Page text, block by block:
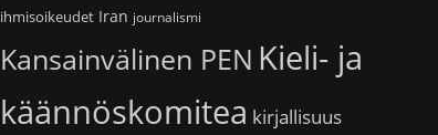
ihmisoikeudet Iran journalismi
Kansainvälinen PEN Kieli- ja
käännöskomitea kirjallisuus